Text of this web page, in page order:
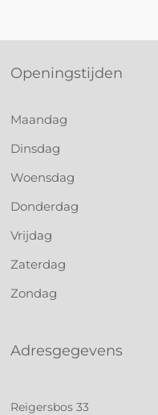
Openingstijden
Maandag
Dinsdag
Woensdag
Donderdag
Vrijdag
Zaterdag
Zondag
Adresgegevens
Reigersbos 33